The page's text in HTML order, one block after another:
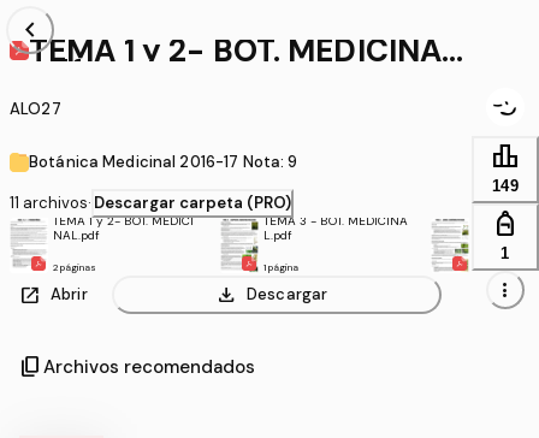
chevron_left
TEMA 1 y 2- BOT. MEDICINAL.
pdf
ALO27
Botánica Medicinal 2016-17 Nota: 9
11 archivos· Descargar carpeta (PRO)
TEMA 1 y 2- BOT. MEDICI
NAL.pdf
2 páginas
TEMA 3 - BOT. MEDICINA
L.pdf
1 página
TEMA 4 -
L.pdf
2 páginas
open_in_new Abrir download Descargar
leaderboard
149
personal_bag
1
more_vert
content_copy Archivos recomendados